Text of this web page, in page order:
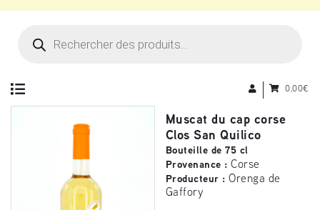
produits
0,00€
Muscat du cap corse
Clos San Quilico
Bouteille de 75 cl
Provenance : Corse
Producteur : Orenga de
Gaffory